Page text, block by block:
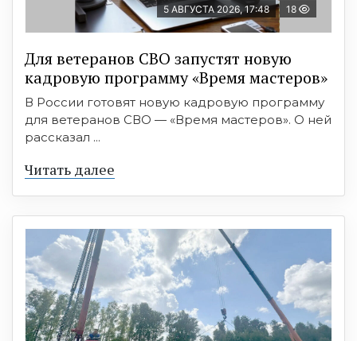
5 АВГУСТА 2026, 17:48 18
Для ветеранов СВО запустят новую
кадровую программу «Время мастеров»
В России готовят новую кадровую программу
для ветеранов СВО — «Время мастеров». О ней
рассказал ...
Читать далее